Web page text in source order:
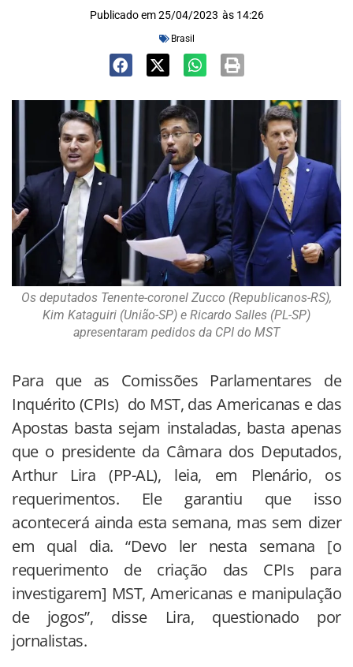
Publicado em 25/04/2023 às 14:26
Brasil
Os deputados Tenente-coronel Zucco (Republicanos-RS),
Kim Kataguiri (União-SP) e Ricardo Salles (PL-SP)
apresentaram pedidos da CPI do MST
Para que as Comissões Parlamentares de
Inquérito (CPIs) do MST, das Americanas e das
Apostas basta sejam instaladas, basta apenas
que o presidente da Câmara dos Deputados,
Arthur Lira (PP-AL), leia, em Plenário, os
requerimentos. Ele garantiu que isso
acontecerá ainda esta semana, mas sem dizer
em qual dia. “Devo ler nesta semana [o
requerimento de criação das CPIs para
investigarem] MST, Americanas e manipulação
de jogos”, disse Lira, questionado por
jornalistas.